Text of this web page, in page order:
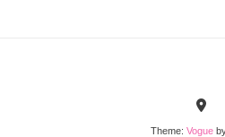
Theme: Vogue